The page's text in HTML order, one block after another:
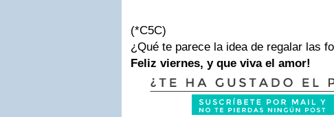
(*C5C)
¿Qué te parece la idea de regalar las
Feliz viernes, y que viva el amor!